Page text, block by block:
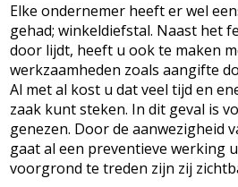
Elke ondernemer heeft er wel
gehad; winkeldiefstal. Naast het
door lijdt, heeft u ook te maken
werkzaamheden zoals aangifte
Al met al kost u dat veel tijd en
zaak kunt steken. In dit geval is
genezen. Door de aanwezigheid
gaat al een preventieve werking
voorgrond te treden zijn zij